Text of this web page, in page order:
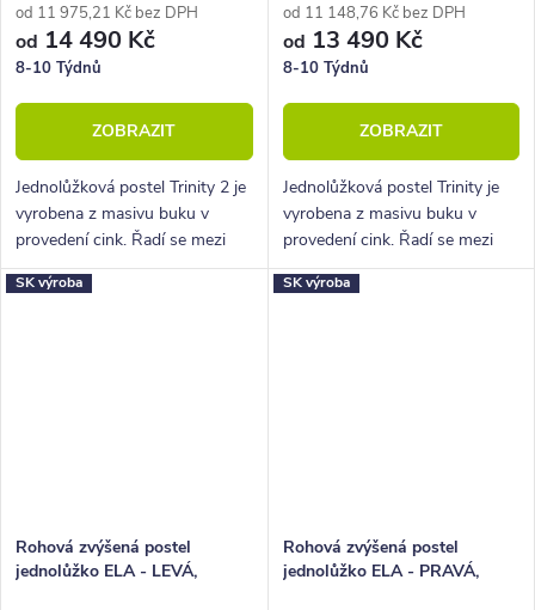
od 11 975,21 Kč bez DPH
od 14 490 Kč
8-10 Týdnů
ZOBRAZIT
Jednolůžková postel Trinity 2 je
vyrobena z masivu buku v
provedení cink. Řadí se mezi
kvalitní české výrobky
nábytkové řady HappyBed. U
od 11 148,76 Kč bez DPH
od 13 490 Kč
8-10 Týdnů
ZOBRAZIT
Jednolůžková postel Trinity je
vyrobena z masivu buku v
provedení cink. Řadí se mezi
kvalitní české výrobky
nábytkové řady HappyBed. U
SK výroba
Rohová zvýšená postel
jednolůžko ELA - LEVÁ,
SK výroba
Rohová zvýšená postel
jednolůžko ELA - PRAVÁ,